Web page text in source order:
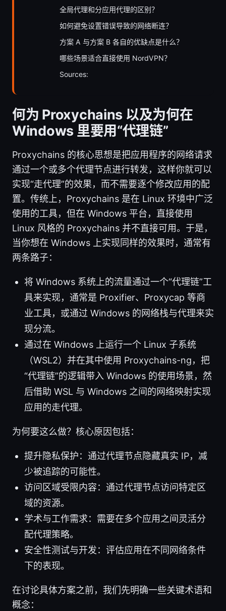
全局代理和分应用代理的区别？
如何避免设置错误导致的网络断连？
方案 A 与方案 B 各自的优缺点是什么？
哪些场景适合直接使用 NordVPN？
Sources:
何为 Proxychains 以及为何在
Windows 里要用“代理链”
Proxychains 的核心思想是把应用程序的网络请求
通过一个或多个代理节点进行转发，这样你就可以
实现“走代理”的效果，而不需要逐个修改应用的配
置。传统上，Proxychains 是在 Linux 环境中广泛
使用的工具，但在 Windows 平台，直接使用
Linux 风格的 Proxychains 并不直接可用。于是，
当你想在 Windows 上实现同样的效果时，通常有
两条路子：
将 Windows 系统上的流量通过一个“代理链”工
具来实现，通常是 Proxifier、Proxycap 等商
业工具，或通过 Windows 的网络栈与代理来实
现分流。
通过在 Windows 上运行一个 Linux 子系统
（WSL2）并在其中使用 Proxychains-ng，把
“代理链”的逻辑带入 Windows 的使用场景，然
后借助 WSL 与 Windows 之间的网络映射实现
应用的走代理。
为何要这么做？核心原因包括：
提升隐私保护：通过代理节点隐藏真实 IP，减
少被追踪的可能性。
访问区域受限内容：通过代理节点访问特定区
域的资源。
学术与工作需求：需要在多个应用之间灵活分
配代理策略。
安全性测试与开发：评估应用在不同网络条件
下的表现。
在讨论具体方案之前，我们先明确一些关键术语和
概念：